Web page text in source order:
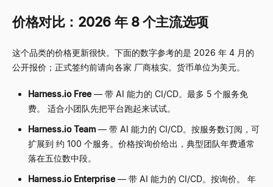
价格对比：2026 年 8 个主流选项
这个品类的价格更新很快。下面的数字参考的是 2026 年 4 月的
公开报价；正式签约前请向各家 厂商核实。货币单位为美元。
Harness.io Free — 带 AI 能力的 CI/CD。最多 5 个服务免
费。 适合小团队先把平台跑起来试试。
Harness.io Team — 带 AI 能力的 CI/CD。按服务数订阅，可
扩展到 约 100 个服务。价格按询价给出，典型团队年费通常
落在五位数中段。
Harness.io Enterprise — 带 AI 能力的 CI/CD。按询价。 年